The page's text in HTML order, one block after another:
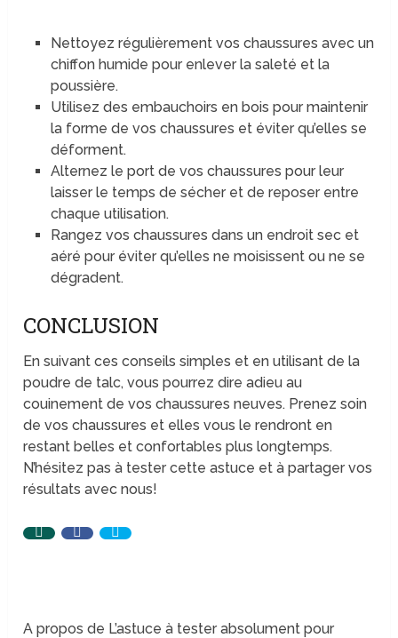
Nettoyez régulièrement vos chaussures avec un
chiffon humide pour enlever la saleté et la
poussière.
Utilisez des embauchoirs en bois pour maintenir
la forme de vos chaussures et éviter qu’elles se
déforment.
Alternez le port de vos chaussures pour leur
laisser le temps de sécher et de reposer entre
chaque utilisation.
Rangez vos chaussures dans un endroit sec et
aéré pour éviter qu’elles ne moisissent ou ne se
dégradent.
CONCLUSION
En suivant ces conseils simples et en utilisant de la
poudre de talc, vous pourrez dire adieu au
couinement de vos chaussures neuves. Prenez soin
de vos chaussures et elles vous le rendront en
restant belles et confortables plus longtemps.
N’hésitez pas à tester cette astuce et à partager vos
résultats avec nous!
A propos de L’astuce à tester absolument pour